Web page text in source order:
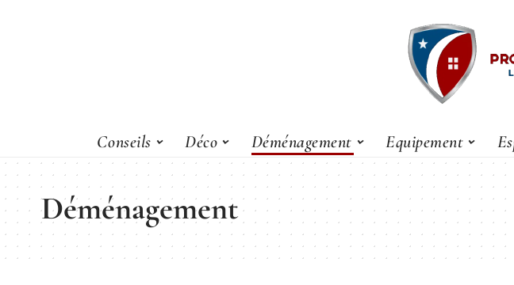
Conseils Déco Déménagement Equipement
Déménagement